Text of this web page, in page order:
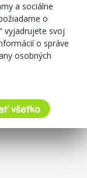
a sociálne
o
vyjadrujete svoj
o správe
osobných
všetko